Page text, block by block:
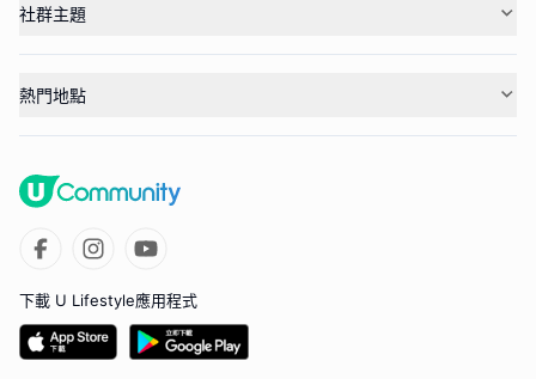
社群主題
熱門地點
下載 U Lifestyle應用程式